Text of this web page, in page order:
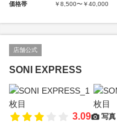
価格帯
￥8,500〜￥40,000
店舗公式
SONI EXPRESS
3.09 写真